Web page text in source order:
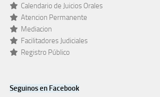
Calendario de Juicios Orales
Atencion Permanente
Mediacion
Facilitadores Judiciales
Registro Público
Seguinos en Facebook